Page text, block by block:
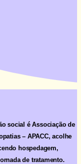
social éAssociação de
– APACC, acolhe
hospedagem,
de tratamento.